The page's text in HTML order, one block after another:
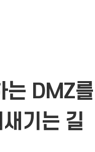
는 DMZ
기는 길